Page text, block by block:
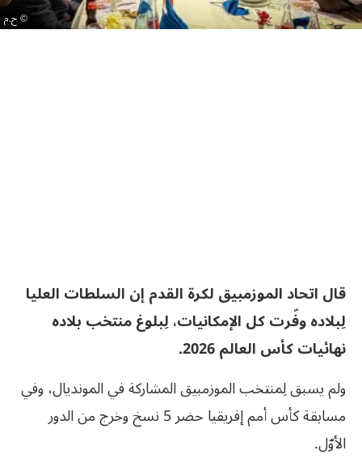
ح.م
قال اتحاد الموزمبيق لكرة القدم إن السلطات العليا
لِبلاده وفّرت كل الإمكانيات، لِبلوغ منتخب بلاده
نهائيات كأس العالم 2026.
ولم يسبق لِمنتخب الموزمبيق المشاركة في المونديال، وفي
مسابقة كأس أمم إفريقيا حضر 5 نسخ وخرج من الدور
الأوّل.